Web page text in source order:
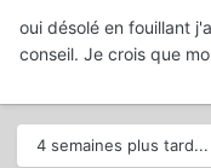
oui désolé en fouillant
conseil. Je crois que
4 semaines plus tard...